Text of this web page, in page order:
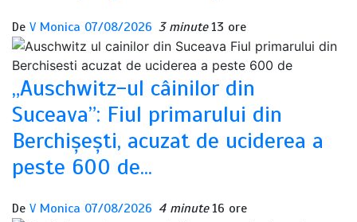
De V Monica 07/08/2026 3 minute 13 ore
„Auschwitz-ul câinilor din
Suceava”: Fiul primarului din
Berchișești, acuzat de uciderea a
peste 600 de…
De V Monica 07/08/2026 4 minute 16 ore